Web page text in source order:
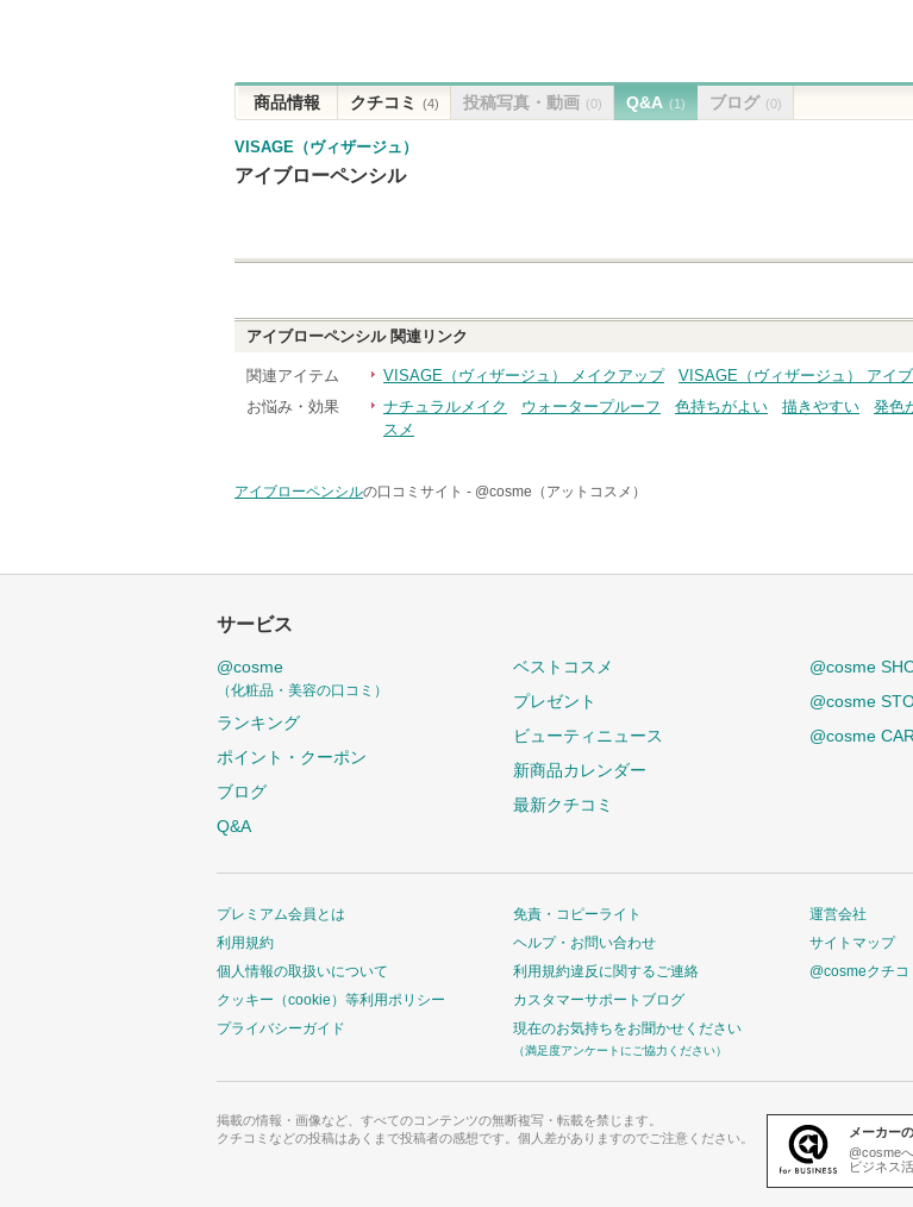
商品情報 クチコミ (4) 投稿写真・動画 (0) Q&A (1) ブログ (0)
VISAGE（ヴィザージュ）
アイブローペンシル
アイブローペンシル関連リンク
関連アイテム VISAGE（ヴィザージュ） メイクアップ VISAGE（ヴィザージュ） アイ
お悩み・効果
ナチュラルメイク ウォータープルーフ 色持ちがよい 描きやすい 発色
スメ
アイブローペンシルの口コミサイト - @cosme（アットコスメ）
サービス
@cosme
（化粧品・美容の口コミ）
ランキング
ポイント・クーポン
ブログ
Q&A
ベストコスメ
プレゼント
ビューティニュース
新商品カレンダー
最新クチコミ
@cosme
@cosme
@cosme
プレミアム会員とは
利用規約
個人情報の取扱いについて
クッキー（cookie）等利用ポリシー
プライバシーガイド
免責・コピーライト
ヘルプ・お問い合わせ
利用規約違反に関するご連絡
カスタマーサポートブログ
現在のお気持ちをお聞かせください
（満足度アンケートにご協力ください）
運営会社
サイトマップ
@cosmeクチ
掲載の情報・画像など、すべてのコンテンツの無断複写・転載を禁じます。
クチコミなどの投稿はあくまで投稿者の感想です。個人差がありますのでご注意ください。
メーカー
@cosme
ビジネス